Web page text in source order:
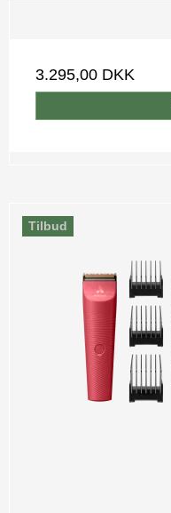
3.295,00 DKK
Tilbud